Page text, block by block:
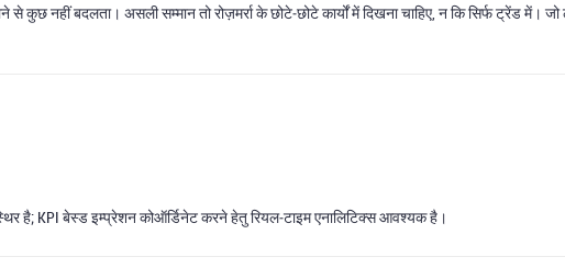
कुछ नहीं बदलता। असली सम्मान तो रोज़मर्रा के छोटे‑छोटे कार्यों में दिखना चाहिए, न कि सिर्फ ट्रेंड में।
है; KPI बेस्ड इम्प्रेशन कोऑर्डिनेट करने हेतु रियल‑टाइम एनालिटिक्स आवश्यक है।